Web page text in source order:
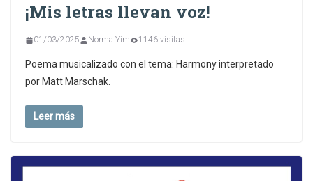
¡Mis letras llevan voz!
01/03/2025 Norma Yim 1146 visitas
Poema musicalizado con el tema: Harmony interpretado
por Matt Marschak.
Leer más